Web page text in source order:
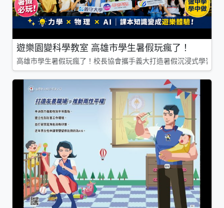
遊樂園變科學教室 高雄市學生暑假玩瘋了！
高雄市學生暑假玩瘋了！校長協會攜手義大打造暑假沉浸式學習基